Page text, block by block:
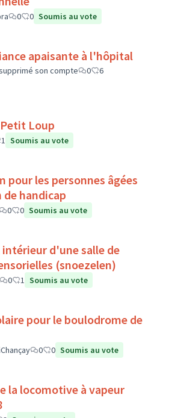
0 0 Soumis au vote
apaisante à l'hôpital
son compte 0
6
Loup
1 Soumis au vote
pour les personnes âgées
handicap
0 0 Soumis au vote
d'une salle de
(snoezelen)
0 1 Soumis au vote
pour le boulodrome de
0 0 Soumis au vote
la locomotive à vapeur